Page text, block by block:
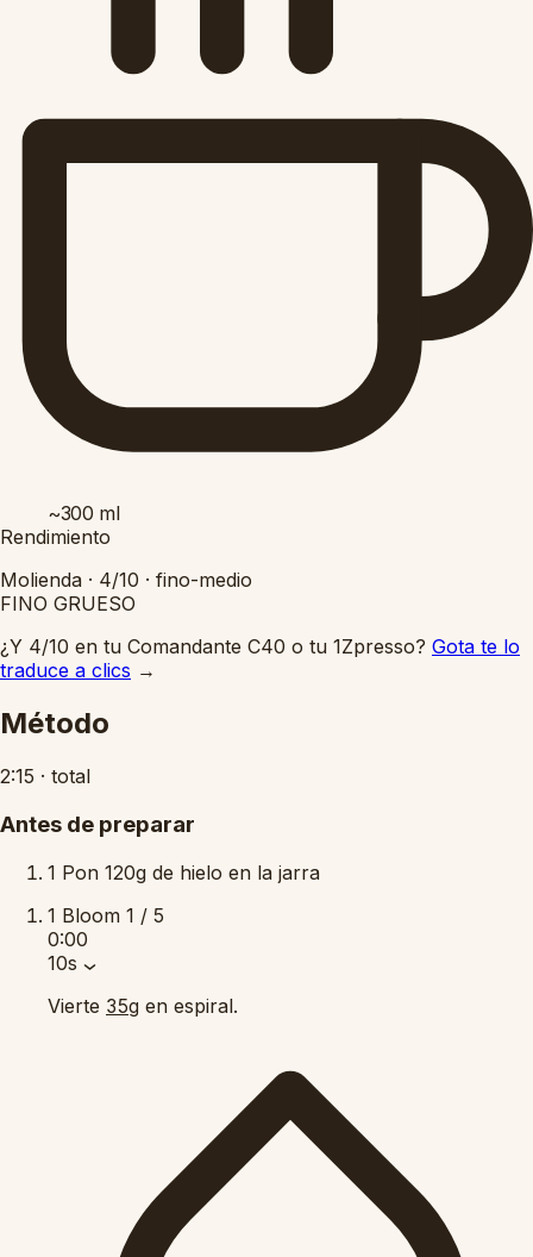
~300 ml
Rendimiento
Molienda · 4/10 · fino-medio
FINO GRUESO
¿Y 4/10 en tu Comandante C40 o tu 1Zpresso? Gota te lo
traduce a clics →
Método
2:15 · total
Antes de preparar
1 Pon 120g de hielo en la jarra
1 Bloom 1 / 5
0:00
10s
Vierte 35g en espiral.